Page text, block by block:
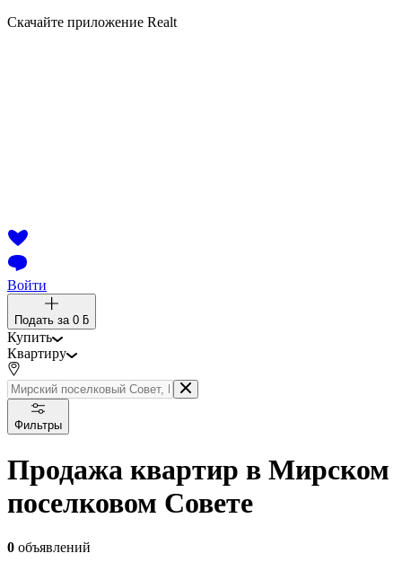
Скачайте приложение Realt
Войти
Подать за 0 ƃ
Купить
Квартиру
Фильтры
Продажа квартир в Мирском
поселковом Совете
0 объявлений